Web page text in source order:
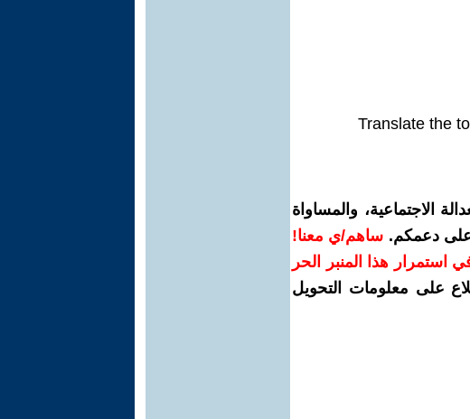
Translate the
الاجتماعية، والمساواة
على دعمكم. ساهم/ي معنا!
في استمرار هذا المنبر الحر
على معلومات التحويل